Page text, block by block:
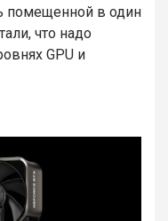
помещенной в один
что надо
GPU и